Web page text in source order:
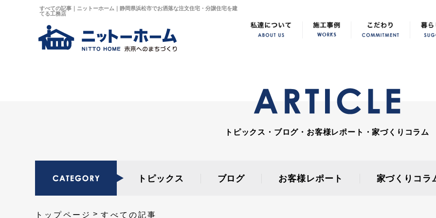
すべての記事｜ニットーホーム｜静岡県浜松市でお洒落な注文住宅・分譲住宅を建
てる工務店
トピックス・ブログ・お客様レポート・家づくりコラム
トピックス ブログ お客様レポート 家づくりコラ
トップページ すべての記事